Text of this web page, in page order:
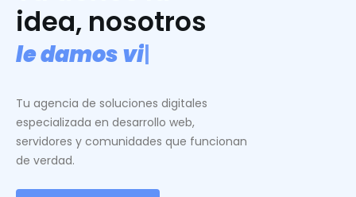
idea, nosotros
ledamosvid
Tu agencia de soluciones digitales
especializada en desarrollo web,
servidores y comunidades que funcionan
de verdad.